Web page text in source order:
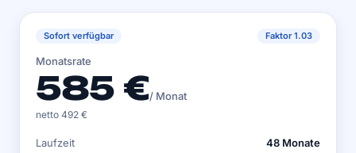
Sofort verfügbar Faktor 1.03
Monatsrate
585 €/ Monat
netto 492 €
Laufzeit
48 Monate